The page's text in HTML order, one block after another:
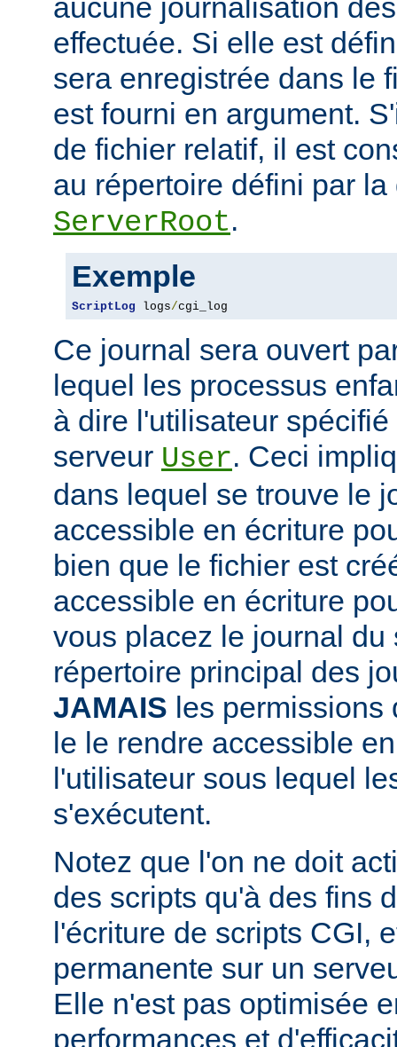
aucune journalisation
effectuée. Si elle est
sera enregistrée dans le
est fourni en argument.
de fichier relatif, il est
au répertoire défini par la
ServerRoot.
Exemple
ScriptLog logs/cgi_log
Ce journal sera ouvert
lequel les processus
à dire l'utilisateur
serveur User. Ceci
dans lequel se trouve le
accessible en écriture
bien que le fichier est
accessible en écriture
vous placez le journal du
répertoire principal des
JAMAIS les permissions
le le rendre accessible
l'utilisateur sous lequel
s'exécutent.
Notez que l'on ne doit
des scripts qu'à des fins
l'écriture de scripts CGI,
permanente sur un
Elle n'est pas optimisée
performances et